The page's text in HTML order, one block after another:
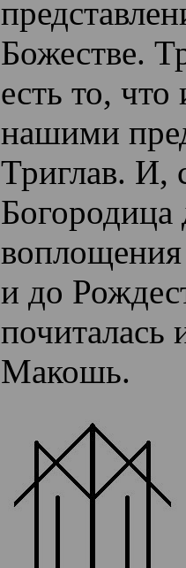
Божестве.
есть то,
нашими
Триглав. И,
Богородица
воплощения
и до
почиталась
Макошь.